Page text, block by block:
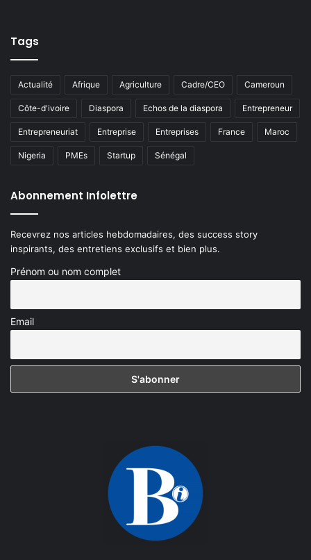
Tags
Actualité Afrique Agriculture Cadre/CEO Cameroun
Côte-d'ivoire Diaspora Echos de la diaspora Entrepreneur
Entrepreneuriat Entreprise Entreprises France Maroc
Nigeria PMEs Startup Sénégal
Abonnement Infolettre
Recevrez nos articles hebdomadaires, des success story
inspirants, des entretiens exclusifs et bien plus.
Prénom ou nom complet
Email